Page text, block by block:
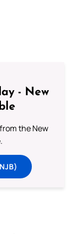
- New
the New